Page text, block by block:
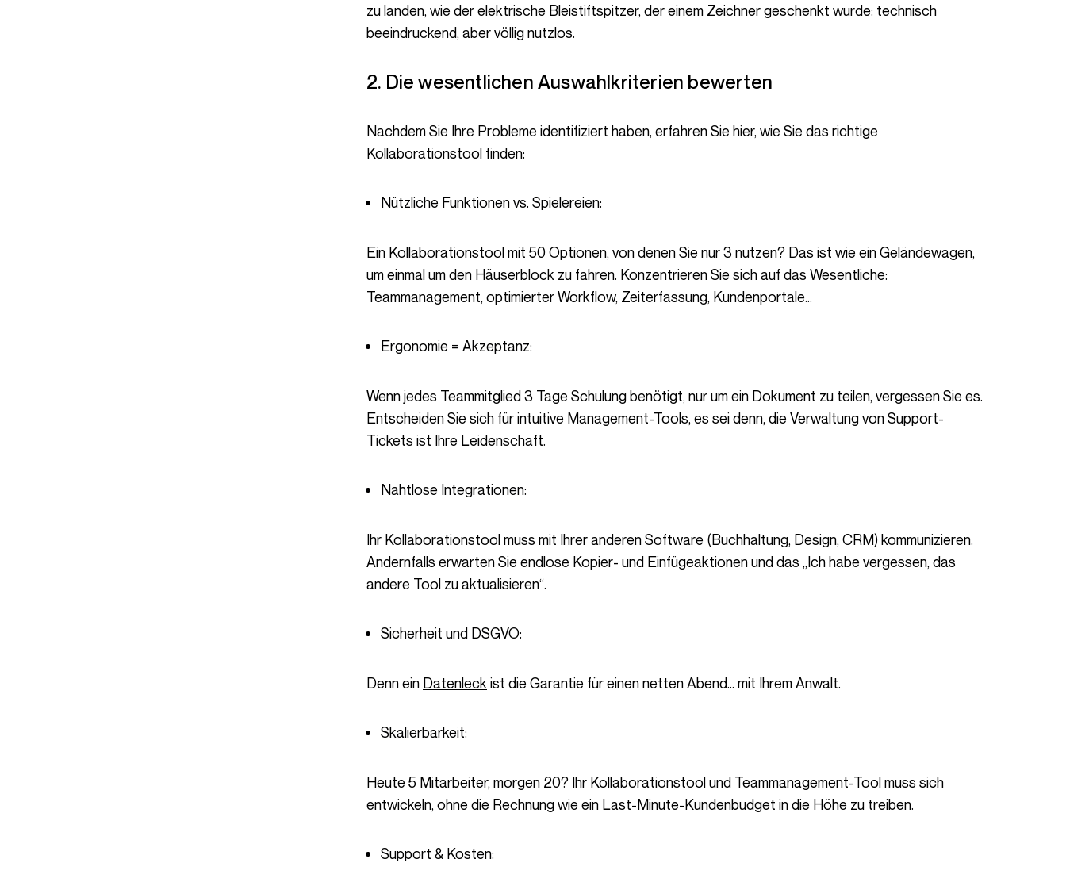
zu landen, wie der elektrische Bleistiftspitzer, der einem Zeichner geschenkt wurde: technisch
beeindruckend, aber völlig nutzlos.
2. Die wesentlichen Auswahlkriterien bewerten
Nachdem Sie Ihre Probleme identifiziert haben, erfahren Sie hier, wie Sie das richtige
Kollaborationstool finden:
Nützliche Funktionen vs. Spielereien:
Ein Kollaborationstool mit 50 Optionen, von denen Sie nur 3 nutzen? Das ist wie ein Geländewagen,
um einmal um den Häuserblock zu fahren. Konzentrieren Sie sich auf das Wesentliche:
Teammanagement, optimierter Workflow, Zeiterfassung, Kundenportale…
Ergonomie = Akzeptanz:
Wenn jedes Teammitglied 3 Tage Schulung benötigt, nur um ein Dokument zu teilen, vergessen Sie es.
Entscheiden Sie sich für intuitive Management-Tools, es sei denn, die Verwaltung von Support-
Tickets ist Ihre Leidenschaft.
Nahtlose Integrationen:
Ihr Kollaborationstool muss mit Ihrer anderen Software (Buchhaltung, Design, CRM) kommunizieren.
Andernfalls erwarten Sie endlose Kopier- und Einfügeaktionen und das „Ich habe vergessen, das
andere Tool zu aktualisieren“.
Sicherheit und DSGVO:
Denn ein Datenleck ist die Garantie für einen netten Abend… mit Ihrem Anwalt.
Skalierbarkeit:
Heute 5 Mitarbeiter, morgen 20? Ihr Kollaborationstool und Teammanagement-Tool muss sich
entwickeln, ohne die Rechnung wie ein Last-Minute-Kundenbudget in die Höhe zu treiben.
Support & Kosten: